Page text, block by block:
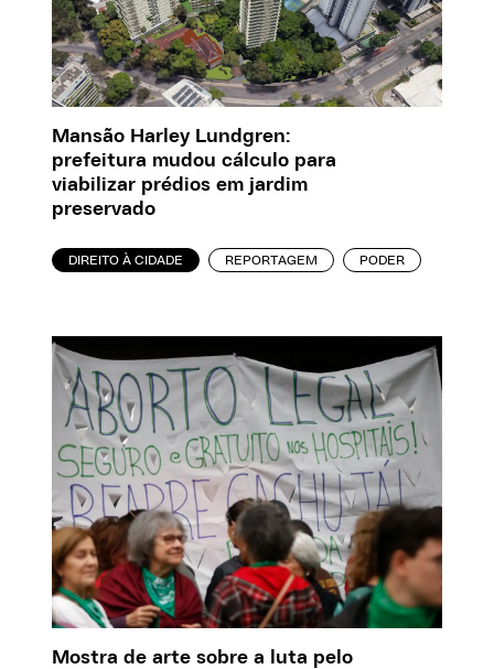
Mansão Harley Lundgren:
prefeitura mudou cálculo para
viabilizar prédios em jardim
preservado
DIREITO À CIDADE REPORTAGEM PODER
Mostra de arte sobre a luta pelo